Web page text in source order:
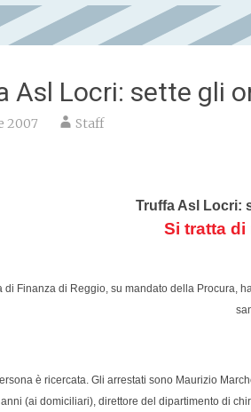
Asl Locri: sette gli
2007 Staff
Truffa Asl Locri:
Si tratta
di Finanza di Reggio, su mandato della Procura,
è ricercata. Gli arrestati sono Maurizio
(ai domiciliari), direttore del dipartimento di